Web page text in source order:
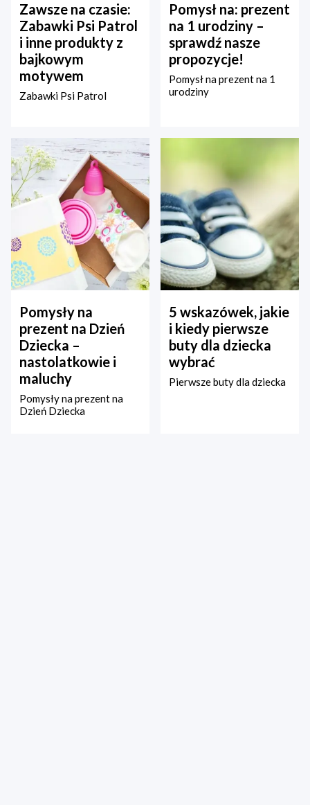
Zawsze na czasie:
Zabawki Psi Patrol
i inne produkty z
bajkowym
motywem
Zabawki Psi Patrol
Pomysł na: prezent
na 1 urodziny –
sprawdź nasze
propozycje!
Pomysł na prezent na 1
urodziny
Pomysły na
prezent na Dzień
Dziecka –
nastolatkowie i
maluchy
Pomysły na prezent na
Dzień Dziecka
5 wskazówek, jakie
i kiedy pierwsze
buty dla dziecka
wybrać
Pierwsze buty dla dziecka